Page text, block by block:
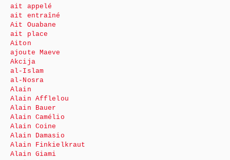
ait appelé
ait entraîné
Ait Ouabane
ait place
Aiton
ajoute Maeve
Akcija
al-Islam
al-Nosra
Alain
Alain Afflelou
Alain Bauer
Alain Camélio
Alain Coine
Alain Damasio
Alain Finkielkraut
Alain Giami